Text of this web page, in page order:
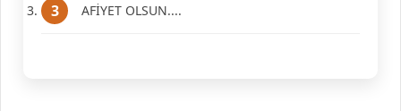
AFİYET OLSUN....